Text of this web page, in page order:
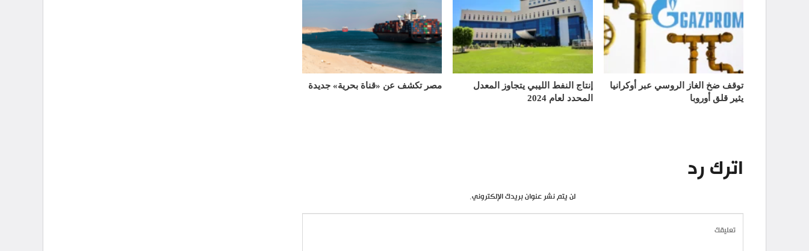
توقف ضخ الغاز الروسي عبر أوكرانيا
يثير قلق أوروبا
إنتاج النفط الليبي يتجاوز المعدل
المحدد لعام 2024
مصر تكشف عن «قناة بحرية» جديدة
اترك رد
لن يتم نشر عنوان بريدك الإلكتروني.